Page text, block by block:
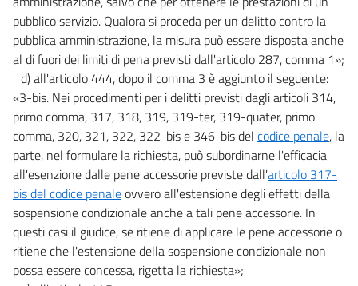
pubblico servizio. Qualora si proceda per un delitto contro la
pubblica amministrazione, la misura può essere disposta anche
al di fuori dei limiti di pena previsti dall'articolo 287, comma 1»;
d) all'articolo 444, dopo il comma 3 è aggiunto il seguente:
«3-bis. Nei procedimenti per i delitti previsti dagli articoli 314,
primo comma, 317, 318, 319, 319-ter, 319-quater, primo
comma, 320, 321, 322, 322-bis e 346-bis del codice penale, la
parte, nel formulare la richiesta, può subordinarne l'efficacia
all'esenzione dalle pene accessorie previste dall'articolo 317-
bis del codice penaleovvero all'estensione degli effetti della
sospensione condizionale anche a tali pene accessorie. In
questi casi il giudice, se ritiene di applicare le pene accessorie o
ritiene che l'estensione della sospensione condizionale non
possa essere concessa, rigetta la richiesta»;